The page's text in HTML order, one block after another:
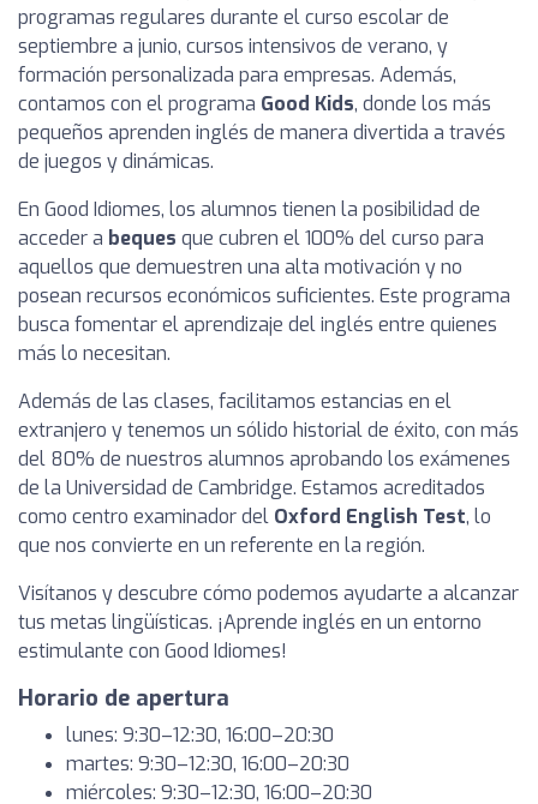
programas regulares durante el curso escolar de
septiembre a junio, cursos intensivos de verano, y
formación personalizada para empresas. Además,
contamos con el programa Good Kids, donde los más
pequeños aprenden inglés de manera divertida a través
de juegos y dinámicas.
En Good Idiomes, los alumnos tienen la posibilidad de
acceder a beques que cubren el 100% del curso para
aquellos que demuestren una alta motivación y no
posean recursos económicos suficientes. Este programa
busca fomentar el aprendizaje del inglés entre quienes
más lo necesitan.
Además de las clases, facilitamos estancias en el
extranjero y tenemos un sólido historial de éxito, con más
del 80% de nuestros alumnos aprobando los exámenes
de la Universidad de Cambridge. Estamos acreditados
como centro examinador del Oxford English Test, lo
que nos convierte en un referente en la región.
Visítanos y descubre cómo podemos ayudarte a alcanzar
tus metas lingüísticas. ¡Aprende inglés en un entorno
estimulante con Good Idiomes!
Horario de apertura
lunes: 9:30–12:30, 16:00–20:30
martes: 9:30–12:30, 16:00–20:30
miércoles: 9:30–12:30, 16:00–20:30